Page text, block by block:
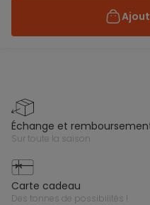
échange et
sur toute la saison
carte cadeau
des tonnes de possibilités !